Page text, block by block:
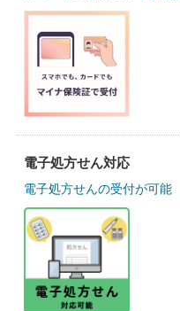
電子処方せん対応
電子処方せんの受付が可能